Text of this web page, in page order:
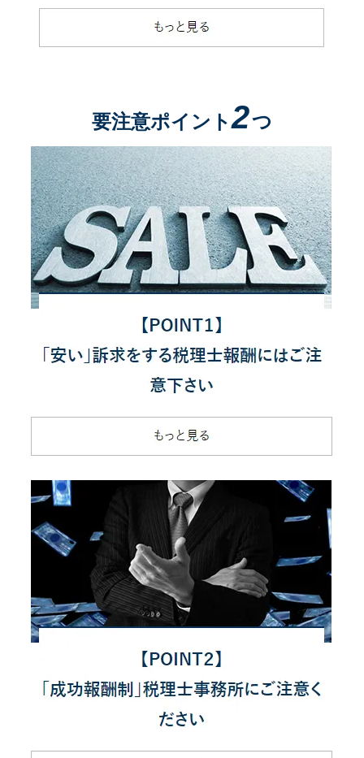
要注意ポイント2つ